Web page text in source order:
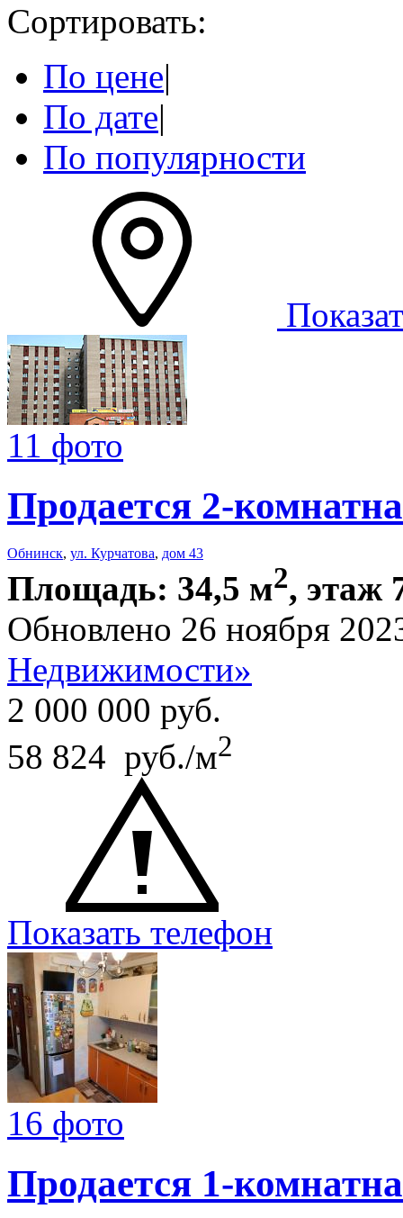
Сортировать:
По цене|
По дате|
По популярности
11 фото
Продается 2-
Обнинск, ул. Курчатова, дом 43
Площадь: 34,5 м2, этаж
Обновлено 26 ноября
Недвижимости»
2 000 000 руб.
58 824 руб./м2
Показать телефон
16 фото
Продается 1-